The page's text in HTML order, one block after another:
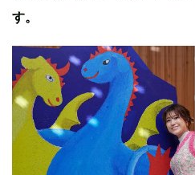
す。